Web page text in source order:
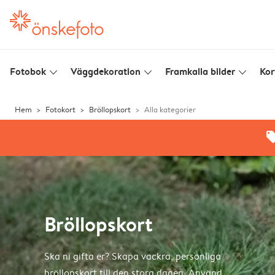
Fotobok slim_arrow_down Väggdekoration slim_arrow_down Framkalla bilder slim_arrow_down
Hem Fotokort Bröllopskort Alla kategorier
Bröllopskort
Ska ni gifta er? Skapa vackra, personliga